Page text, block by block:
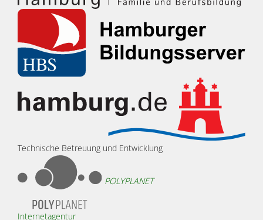
Technische Betreuung und Entwicklung
POLYPLANET
Internetagentur